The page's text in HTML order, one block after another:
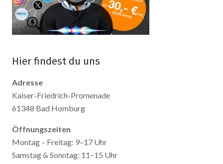
Hier findest du uns
Adresse
Kaiser-Friedrich-Promenade
61348 Bad Homburg
Öffnungszeiten
Montag – Freitag: 9–17 Uhr
Samstag & Sonntag: 11–15 Uhr